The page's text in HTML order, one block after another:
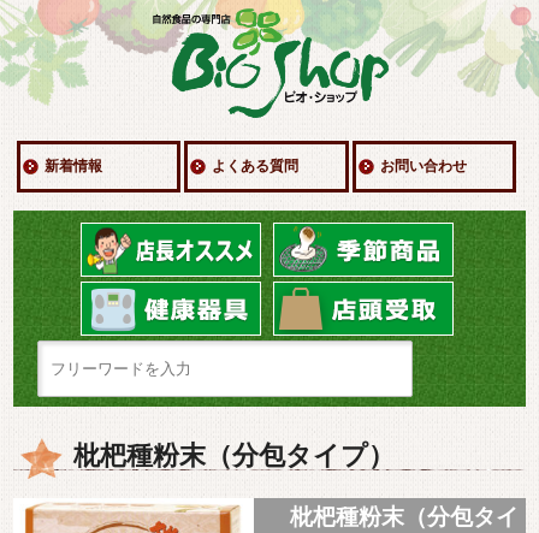
新着情報 よくある質問 お問い合わせ
枇杷種粉末（分包タイプ）
枇杷種粉末（分包タイ